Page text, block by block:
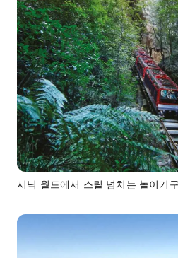
시닉 월드에서 스릴 넘치는 놀이기